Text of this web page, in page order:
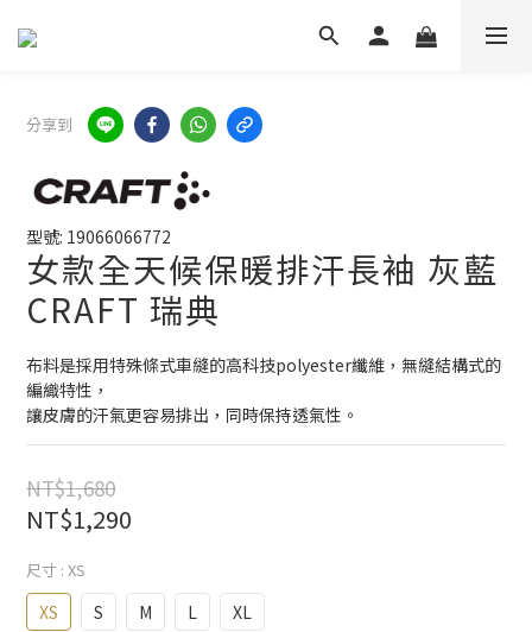
分享到
型號: 19066066772
女款全天候保暖排汗長袖 灰藍
CRAFT 瑞典
布料是採用特殊條式車縫的高科技polyester纖維，無縫結構式的
編織特性，
讓皮膚的汗氣更容易排出，同時保持透氣性。
NT$1,680
NT$1,290
尺寸 : XS
XS S M L XL